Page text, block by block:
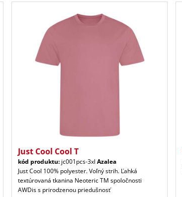
Just Cool Cool T
kód produktu: jc001pcs-3xl Azalea
Just Cool 100% polyester. Voľný strih. Ľahká
textúrovaná tkanina Neoteric TM spoločnosti
AWDis s prirodzenou priedušnosť